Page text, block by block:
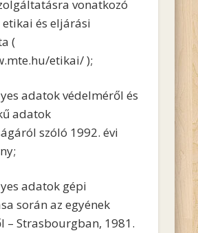
vonatkozó
és eljárási
(
etikai/ );
adatok védelméről és
adatok
szóló 1992. évi
adatok gépi
során az egyének
– Strasbourgban, 1981.